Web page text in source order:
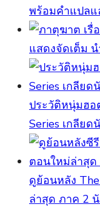
พร้อมคำแปล
แสดงจัดเต็ม
ประวัติหนุ่มฮอ
Series เกลีย
ดูย้อนหลัง
ล่าสุด ภาค 2